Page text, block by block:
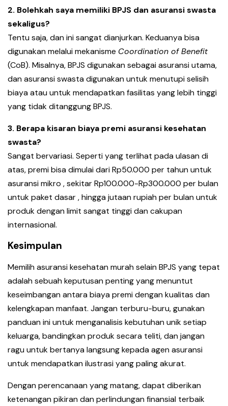
2. Bolehkah saya memiliki BPJS dan asuransi swasta
sekaligus?
Tentu saja, dan ini sangat dianjurkan. Keduanya bisa
digunakan melalui mekanisme Coordination of Benefit
(CoB). Misalnya, BPJS digunakan sebagai asuransi utama,
dan asuransi swasta digunakan untuk menutupi selisih
biaya atau untuk mendapatkan fasilitas yang lebih tinggi
yang tidak ditanggung BPJS.
3. Berapa kisaran biaya premi asuransi kesehatan
swasta?
Sangat bervariasi. Seperti yang terlihat pada ulasan di
atas, premi bisa dimulai dari Rp50.000 per tahun untuk
asuransi mikro , sekitar Rp100.000-Rp300.000 per bulan
untuk paket dasar , hingga jutaan rupiah per bulan untuk
produk dengan limit sangat tinggi dan cakupan
internasional.
Kesimpulan
Memilih asuransi kesehatan murah selain BPJS yang tepat
adalah sebuah keputusan penting yang menuntut
keseimbangan antara biaya premi dengan kualitas dan
kelengkapan manfaat. Jangan terburu-buru, gunakan
panduan ini untuk menganalisis kebutuhan unik setiap
keluarga, bandingkan produk secara teliti, dan jangan
ragu untuk bertanya langsung kepada agen asuransi
untuk mendapatkan ilustrasi yang paling akurat.
Dengan perencanaan yang matang, dapat diberikan
ketenangan pikiran dan perlindungan finansial terbaik